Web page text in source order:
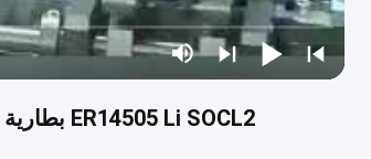
ER14505 Li SOCL2 بطارية 1S3P 3.6V 7.2V 10.8V ER 2 / 3A حجم 2 / 3A بطارية ليثيوم معدن